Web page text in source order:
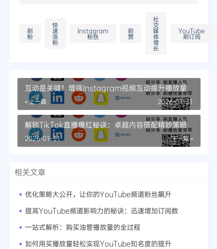
刷
粉
快
速
涨
粉
Instagram
粉丝
刷
赞
社
交
媒
体
增
长
YouTube
刷订阅
互动是关键！增强Instagram视频互动提升播放量
« 上一篇 2026-01-31
解锁TikTok直播爆红秘诀：卓越内容搭配精妙策略
下一篇 »
2026-01-31
相关文章
优化策略大公开，让你的YouTube频道粉丝飙升
提高YouTube频道影响力的秘诀：迅速增加订阅数
一站式解析：购买油管播放量的全过程
如何用买播放量轻松实现YouTube知名度的提升